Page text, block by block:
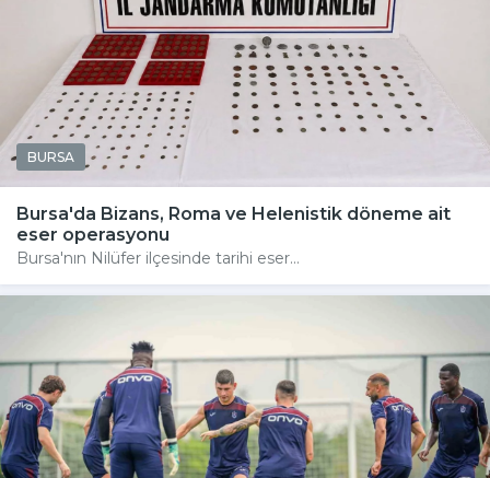
BURSA
Bursa'da Bizans, Roma ve Helenistik döneme ait
eser operasyonu
Bursa'nın Nilüfer ilçesinde tarihi eser...